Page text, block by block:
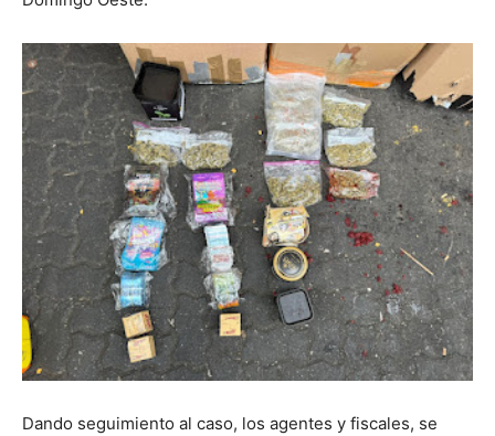
Dando seguimiento al caso, los agentes y fiscales, se